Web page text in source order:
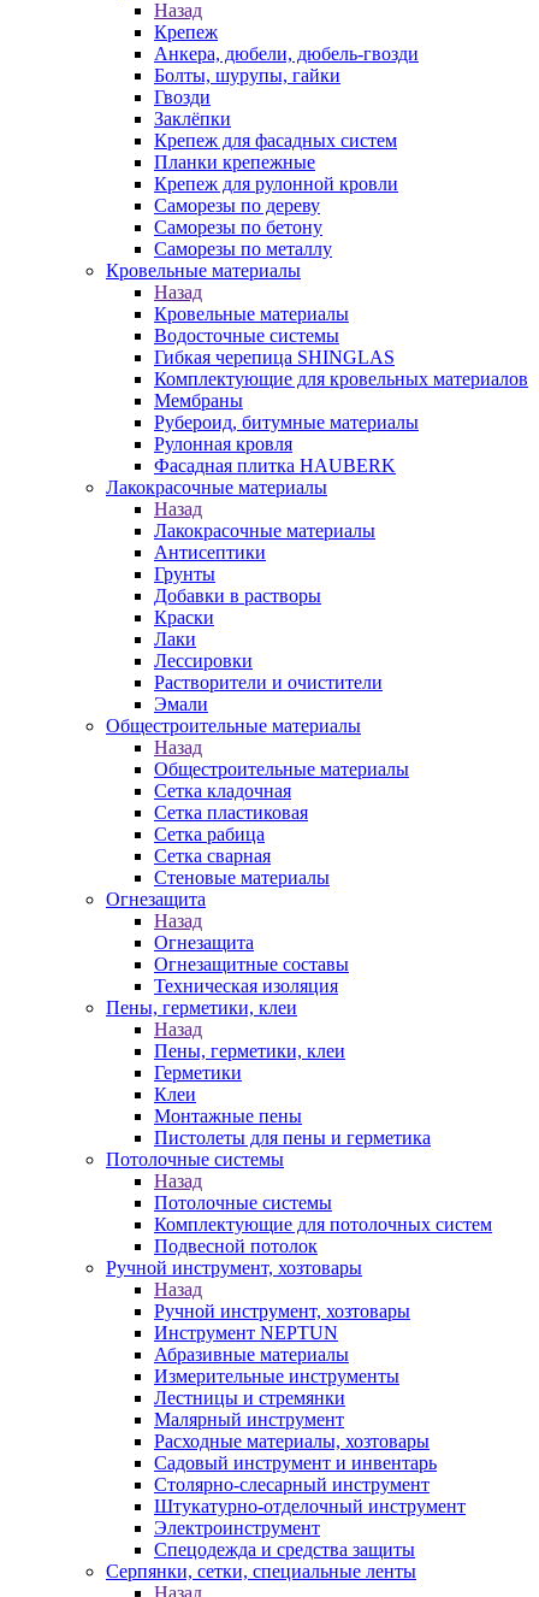
Назад
Крепеж
Анкера, дюбели, дюбель-гвозди
Болты, шурупы, гайки
Гвозди
Заклёпки
Крепеж для фасадных систем
Планки крепежные
Крепеж для рулонной кровли
Саморезы по дереву
Саморезы по бетону
Саморезы по металлу
Кровельные материалы
Назад
Кровельные материалы
Водосточные системы
Гибкая черепица SHINGLAS
Комплектующие для кровельных материалов
Мембраны
Рубероид, битумные материалы
Рулонная кровля
Фасадная плитка HAUBERK
Лакокрасочные материалы
Назад
Лакокрасочные материалы
Антисептики
Грунты
Добавки в растворы
Краски
Лаки
Лессировки
Растворители и очистители
Эмали
Общестроительные материалы
Назад
Общестроительные материалы
Сетка кладочная
Сетка пластиковая
Сетка рабица
Сетка сварная
Стеновые материалы
Огнезащита
Назад
Огнезащита
Огнезащитные составы
Техническая изоляция
Пены, герметики, клеи
Назад
Пены, герметики, клеи
Герметики
Клеи
Монтажные пены
Пистолеты для пены и герметика
Потолочные системы
Назад
Потолочные системы
Комплектующие для потолочных систем
Подвесной потолок
Ручной инструмент, хозтовары
Назад
Ручной инструмент, хозтовары
Инструмент NEPTUN
Абразивные материалы
Измерительные инструменты
Лестницы и стремянки
Малярный инструмент
Расходные материалы, хозтовары
Садовый инструмент и инвентарь
Столярно-слесарный инструмент
Штукатурно-отделочный инструмент
Электроинструмент
Спецодежда и средства защиты
Серпянки, сетки, специальные ленты
Назад